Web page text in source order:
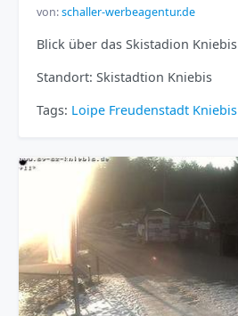
von:schaller-werbeagentur.de
Blick über das Skistadion Kniebis
Standort: Skistadtion Kniebis
Tags: Loipe Freudenstadt Kniebis